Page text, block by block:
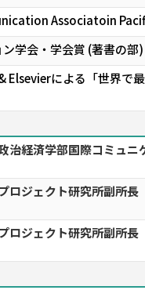
Associatoin
学会・学会賞 (著書の
による「世界で
治経済学部国際コミュニ
ロジェクト研究所副所長
ロジェクト研究所副所長